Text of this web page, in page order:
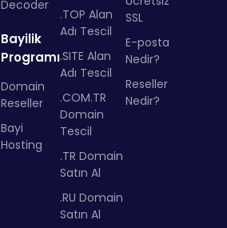
Decoder
Bayilik
Programı
Domain
Reseller
Bayi
Hosting
.TOP Alan
Adı Tescil
.SITE Alan
Adı Tescil
.COM.TR
Domain
Tescil
.TR Domain
Satın Al
.RU Domain
Satın Al
SSL
E-posta
Nedir?
Reseller
Nedir?